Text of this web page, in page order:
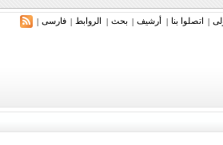
| اتصلوا بنا | أرشیف | بحث | الروابط | فارسی |
وإسرائيل والسعودية إذا تجاوزت خطوط طهران الحمراء